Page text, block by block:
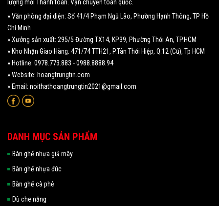
lượng mới Thanh toán. Vận chuyển toàn quốc.
» Văn phòng đại diện: Số 41/4 Phạm Ngũ Lão, Phường Hạnh Thông, TP Hồ
Chí Minh
» Xưởng sản xuất: 295/5 Đường TX14, KP39, Phường Thới An, TP.HCM
» Kho Nhận Giao Hàng: 471/74 TTH21, P.Tân Thới Hiệp, Q.12 (Cũ), Tp HCM
» Hotline: 0978.773.883 - 0988.8888.94
» Website: hoangtrungtin.com
» Email: noithathoangtrungtin2021@gmail.com
DANH MỤC SẢN PHẨM
Bàn ghế nhựa giả mây
Bàn ghế nhựa đúc
Bàn ghế cà phê
Dù che nắng